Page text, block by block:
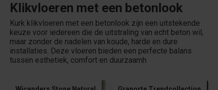
Klikvloeren met een betonlook
Kurk klikvloeren met een betonlook zijn een uitstekende
keuze voor iedereen die de uitstraling van echt beton wil,
maar zonder de nadelen van koude, harde en dure
installaties. Deze vloeren bieden een perfecte balans
tussen esthetiek, comfort en duurzaamh